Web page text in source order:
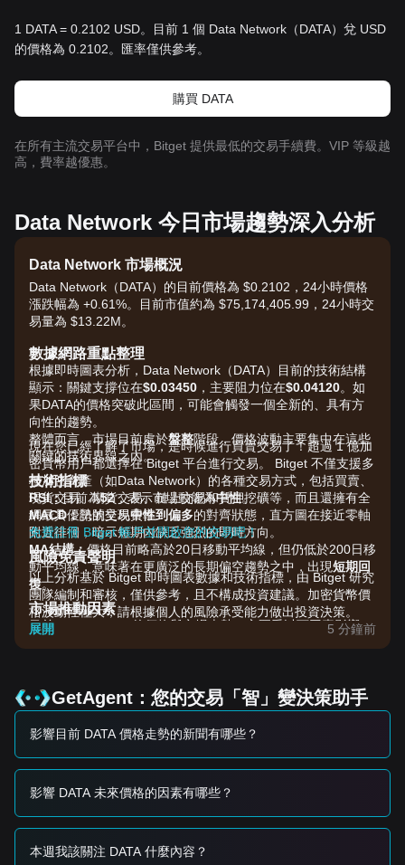
1 DATA = 0.2102 USD。目前 1 個 Data Network（DATA）兌 USD
的價格為 0.2102。匯率僅供參考。
購買 DATA
在所有主流交易平台中，Bitget 提供最低的交易手續費。VIP 等級越
高，費率越優惠。
Data Network 今日市場趨勢深入分析
Data Network 市場概況
Data Network（DATA）的目前價格為 $0.2102，24小時價格
漲跌幅為 +0.61%。目前市值約為 $75,174,405.99，24小時交
易量為 $13.22M。
數據網路重點整理
根據即時圖表分析，Data Network（DATA）目前的技術結構
顯示：關鍵支撐位在$0.03450 ，主要阻力位在$0.04120。如
果DATA的價格突破此區間，可能會觸發一個全新的、具有方
向性的趨勢。
整體而言，市場目前處於盤整階段，價格波動主要集中在這些
關鍵的技術界線之內。
技術指標
RSI：目前為52，表示市場動能為中性。
MACD：訊號呈現中性到偏多的對齊狀態，直方圖在接近零軸
附近徘徊，暗示短期內缺乏強烈的即時方向。
MA結構：價格目前略高於20日移動平均線，但仍低於200日移
動平均線，意味著在更廣泛的長期偏空趨勢之中，出現短期回
復。
市場推動因素
目前Data Network的價格與市場走勢，主要受以下因素影響：
•網路整合更新：近期關於生態系合作夥伴關係以及串流資料
整合的進展，為代幣的實用性提供了基本面的支撐。
•Altcoin市場相關性：價格走勢仍緊密跟隨中型市值altcoin的
交易信號
潛在買入區
短期買入機會。
認新一輪上漲趨勢的起點。
現在您已經了解了市場，是時候進行買賣交易了！超過 1 億加
密貨幣用戶都選擇在 Bitget 平台進行交易。 Bitget 不僅支援多
種加密資產（如Data Network）的各種交易方式，包括買賣、
現貨交易、期貨交易、鏈上交易和質押挖礦等，而且還擁有全
網最具優勢的交易費率！
免費註冊 Bitget 帳戶並開啟您的交易吧！
風險免責聲明
以上分析基於 Bitget 即時圖表數據和技術指標，由 Bitget 研究
團隊編制和審核，僅供參考，且不構成投資建議。加密貨幣價
格波動性極大，請根據個人的風險承受能力做出投資決策。
展開
5 分鐘前
GetAgent：您的交易「智」變決策助手
影響目前 DATA 價格走勢的新聞有哪些？
影響 DATA 未來價格的因素有哪些？
本週我該關注 DATA 什麼內容？